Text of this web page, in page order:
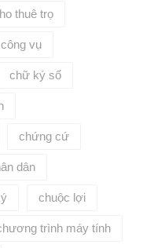
thuê trọ
vụ
chữ ký số
chứng cứ
dân
chuộc lợi
trình máy tính